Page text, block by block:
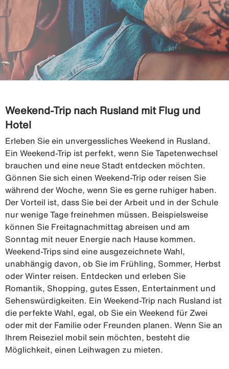
Weekend-Trip nach Rusland mit Flug und
Hotel
Erleben Sie ein unvergessliches Weekend in Rusland.
Ein Weekend-Trip ist perfekt, wenn Sie Tapetenwechsel
brauchen und eine neue Stadt entdecken möchten.
Gönnen Sie sich einen Weekend-Trip oder reisen Sie
während der Woche, wenn Sie es gerne ruhiger haben.
Der Vorteil ist, dass Sie bei der Arbeit und in der Schule
nur wenige Tage freinehmen müssen. Beispielsweise
können Sie Freitagnachmittag abreisen und am
Sonntag mit neuer Energie nach Hause kommen.
Weekend-Trips sind eine ausgezeichnete Wahl,
unabhängig davon, ob Sie im Frühling, Sommer, Herbst
oder Winter reisen. Entdecken und erleben Sie
Romantik, Shopping, gutes Essen, Entertainment und
Sehenswürdigkeiten. Ein Weekend-Trip nach Rusland ist
die perfekte Wahl, egal, ob Sie ein Weekend für Zwei
oder mit der Familie oder Freunden planen. Wenn Sie an
Ihrem Reiseziel mobil sein möchten, besteht die
Möglichkeit, einen Leihwagen zu mieten.